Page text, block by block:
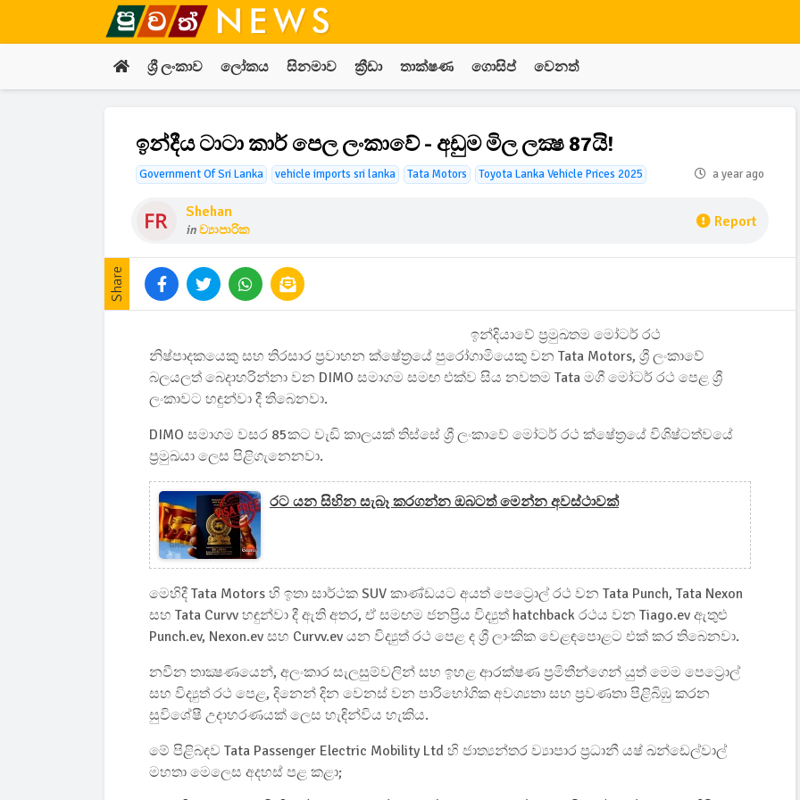
ශ්‍රී ලංකාව ලෝකය සිනමාව ක්‍රීඩා තාක්ෂණ ගොසිප් වෙනත්
ඉන්දීය ටාටා කාර් පෙල ලංකාවේ - අඩුම මිල ලක්‍ෂ 87යි!
Government Of Sri Lanka vehicle imports sri lanka Tata Motors Toyota Lanka Vehicle Prices 2025 a year ago
Shehan
inව්‍යාපාරික Report
Share
ඉන්දියාවේ ප්‍රමුඛතම මෝටර් රථ
නිෂ්පාදකයෙකු සහ තිරසාර ප්‍රවාහන ක්ෂේත්‍රයේ පුරෝගාමියෙකු වන Tata Motors, ශ්‍රී ලංකාවේ
බලයලත් බෙදාහරින්නා වන DIMO සමාගම සමඟ එක්ව සිය නවතම Tata මගී මෝටර් රථ පෙළ ශ්‍රී
ලංකාවට හඳුන්වා දී තිබෙනවා.
DIMO සමාගම වසර 85කට වැඩි කාලයක් තිස්සේ ශ්‍රී ලංකාවේ මෝටර් රථ ක්ෂේත්‍රයේ විශිෂ්ටත්වයේ
ප්‍රමුඛයා ලෙස පිළිගැනෙනවා.
රට යන සිහින සැබෑ කරගන්න ඔබටත් මෙන්න අවස්ථාවක්
මෙහිදී Tata Motors හි ඉතා සාර්ථක SUV කාණ්ඩයට අයත් පෙට්‍රොල් රථ වන Tata Punch, Tata Nexon
සහ Tata Curvv හඳුන්වා දී ඇති අතර, ඒ සමඟම ජනප්‍රිය විද්‍යුත් hatchback රථය වන Tiago.ev ඇතුළු
Punch.ev, Nexon.ev සහ Curvv.ev යන විද්‍යුත් රථ පෙළ ද ශ්‍රී ලාංකික වෙළඳපොළට එක් කර තිබෙනවා.
නවීන තාක්‍ෂණයෙන්, අලංකාර සැලසුම්වලින් සහ ඉහළ ආරක්ෂණ ප්‍රමිතීන්ගෙන් යුත් මෙම පෙට්‍රොල්
සහ විද්‍යුත් රථ පෙළ, දිනෙන් දින වෙනස් වන පාරිභෝගික අවශ්‍යතා සහ ප්‍රවණතා පිළිබිඹු කරන
සුවිශේෂී උදාහරණයක් ලෙස හැඳින්විය හැකිය.
මේ පිළිබඳව Tata Passenger Electric Mobility Ltd හි ජාත්‍යන්තර ව්‍යාපාර ප්‍රධානී යෂ් ඛන්ඩෙල්වාල්
මහතා මෙලෙස අදහස් පළ කළා;